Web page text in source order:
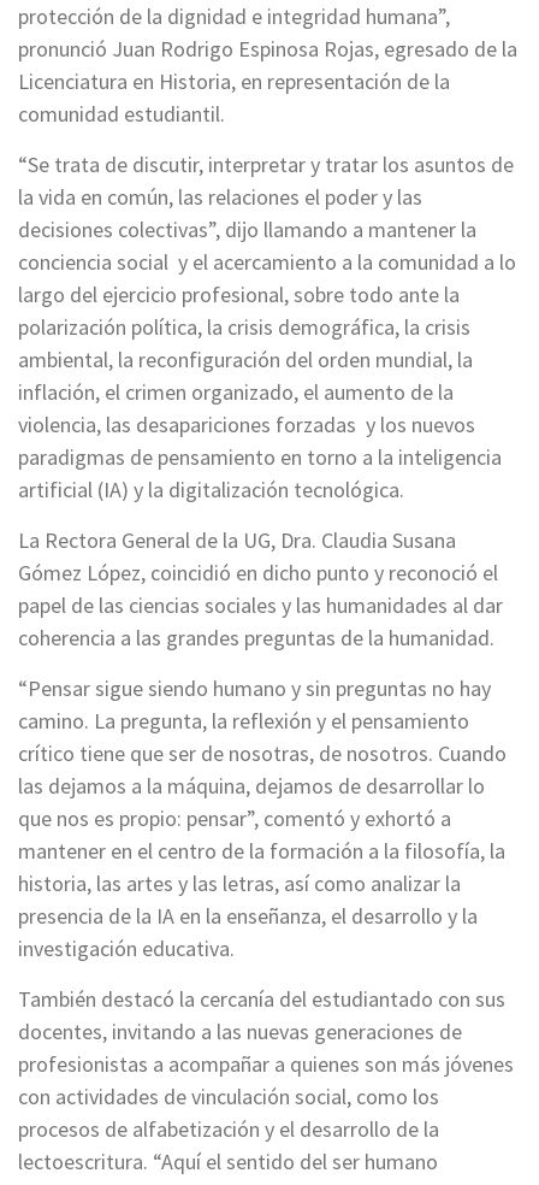
protección de la dignidad e integridad humana”,
pronunció Juan Rodrigo Espinosa Rojas, egresado de la
Licenciatura en Historia, en representación de la
comunidad estudiantil.
“Se trata de discutir, interpretar y tratar los asuntos de
la vida en común, las relaciones el poder y las
decisiones colectivas”, dijo llamando a mantener la
conciencia social y el acercamiento a la comunidad a lo
largo del ejercicio profesional, sobre todo ante la
polarización política, la crisis demográfica, la crisis
ambiental, la reconfiguración del orden mundial, la
inflación, el crimen organizado, el aumento de la
violencia, las desapariciones forzadas y los nuevos
paradigmas de pensamiento en torno a la inteligencia
artificial (IA) y la digitalización tecnológica.
La Rectora General de la UG, Dra. Claudia Susana
Gómez López, coincidió en dicho punto y reconoció el
papel de las ciencias sociales y las humanidades al dar
coherencia a las grandes preguntas de la humanidad.
“Pensar sigue siendo humano y sin preguntas no hay
camino. La pregunta, la reflexión y el pensamiento
crítico tiene que ser de nosotras, de nosotros. Cuando
las dejamos a la máquina, dejamos de desarrollar lo
que nos es propio: pensar”, comentó y exhortó a
mantener en el centro de la formación a la filosofía, la
historia, las artes y las letras, así como analizar la
presencia de la IA en la enseñanza, el desarrollo y la
investigación educativa.
También destacó la cercanía del estudiantado con sus
docentes, invitando a las nuevas generaciones de
profesionistas a acompañar a quienes son más jóvenes
con actividades de vinculación social, como los
procesos de alfabetización y el desarrollo de la
lectoescritura. “Aquí el sentido del ser humano